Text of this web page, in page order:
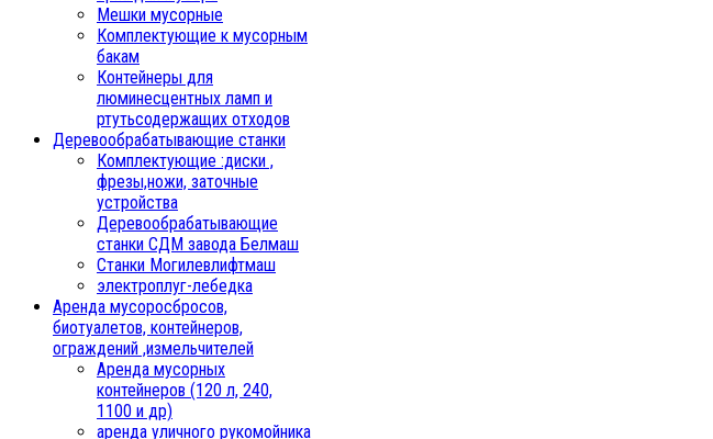
Мешки мусорные
Комплектующие к мусорным
бакам
Контейнеры для
люминесцентных ламп и
ртутьсодержащих отходов
Деревообрабатывающие станки
Комплектующие :диски ,
фрезы,ножи, заточные
устройства
Деревообрабатывающие
станки СДМ завода Белмаш
Станки Могилевлифтмаш
электроплуг-лебедка
Аренда мусоросбросов,
биотуалетов, контейнеров,
ограждений ,измельчителей
Аренда мусорных
контейнеров (120 л, 240,
1100 и др)
аренда уличного рукомойника